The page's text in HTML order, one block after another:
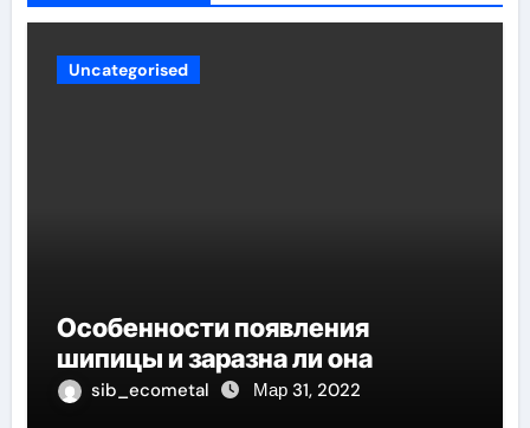
Uncategorised
Особенности появления
шипицы и заразна ли она
sib_ecometal Мар 31, 2022